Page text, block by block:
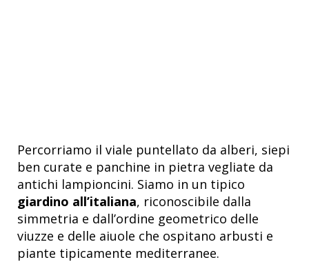
Percorriamo il viale puntellato da alberi, siepi
ben curate e panchine in pietra vegliate da
antichi lampioncini. Siamo in un tipico
giardino all’italiana, riconoscibile dalla
simmetria e dall’ordine geometrico delle
viuzze e delle aiuole che ospitano arbusti e
piante tipicamente mediterranee.